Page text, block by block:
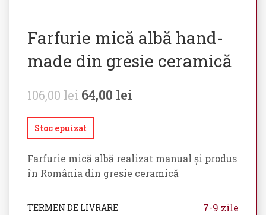
Farfurie mică albă hand-
made din gresie ceramică
106,00lei 64,00 lei
Stoc epuizat
Farfurie mică albă realizat manual și produs
în România din gresie ceramică
TERMEN DE LIVRARE 7-9 zile